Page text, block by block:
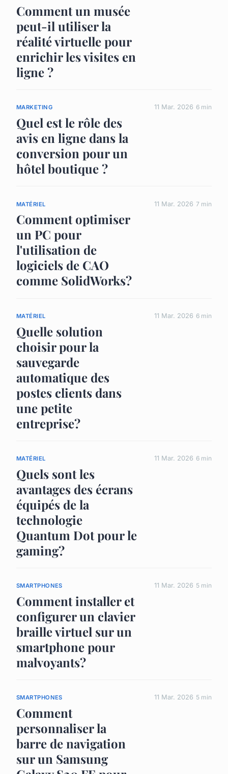
Comment un musée
peut-il utiliser la
réalité virtuelle pour
enrichir les visites en
ligne ?
MARKETING
Quel est le rôle des
avis en ligne dans la
conversion pour un
hôtel boutique ?
11 Mar. 2026 6 min
MATÉRIEL
Comment optimiser
un PC pour
l'utilisation de
logiciels de CAO
comme SolidWorks?
11 Mar. 2026 7 min
MATÉRIEL
Quelle solution
choisir pour la
sauvegarde
automatique des
postes clients dans
une petite
entreprise?
11 Mar. 2026 6 min
MATÉRIEL
Quels sont les
avantages des écrans
équipés de la
technologie
Quantum Dot pour le
gaming?
11 Mar. 2026 6 min
SMARTPHONES
Comment installer et
configurer un clavier
braille virtuel sur un
smartphone pour
malvoyants?
11 Mar. 2026 5 min
SMARTPHONES
Comment
personnaliser la
barre de navigation
sur un Samsung
11 Mar. 2026 5 min